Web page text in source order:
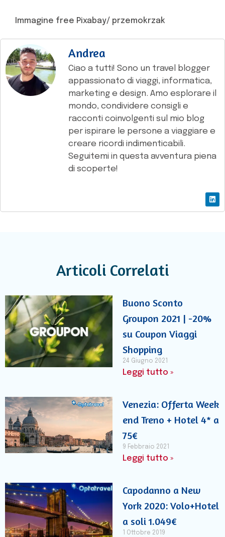
Immagine free Pixabay/ przemokrzak
Andrea
Ciao a tutti! Sono un travel blogger
appassionato di viaggi, informatica,
marketing e design. Amo esplorare il
mondo, condividere consigli e
racconti coinvolgenti sul mio blog
per ispirare le persone a viaggiare e
creare ricordi indimenticabili.
Seguitemi in questa avventura piena
di scoperte!
Articoli Correlati
Buono Sconto
Groupon 2021 | -20%
su Coupon Viaggi
Shopping
24 Giugno 2021
Leggi tutto »
Venezia: Offerta Week
end Treno + Hotel 4* a
75€
9 Febbraio 2021
Leggi tutto »
Capodanno a New
York 2020: Volo+Hotel
a soli 1.049€
1 Ottobre 2019